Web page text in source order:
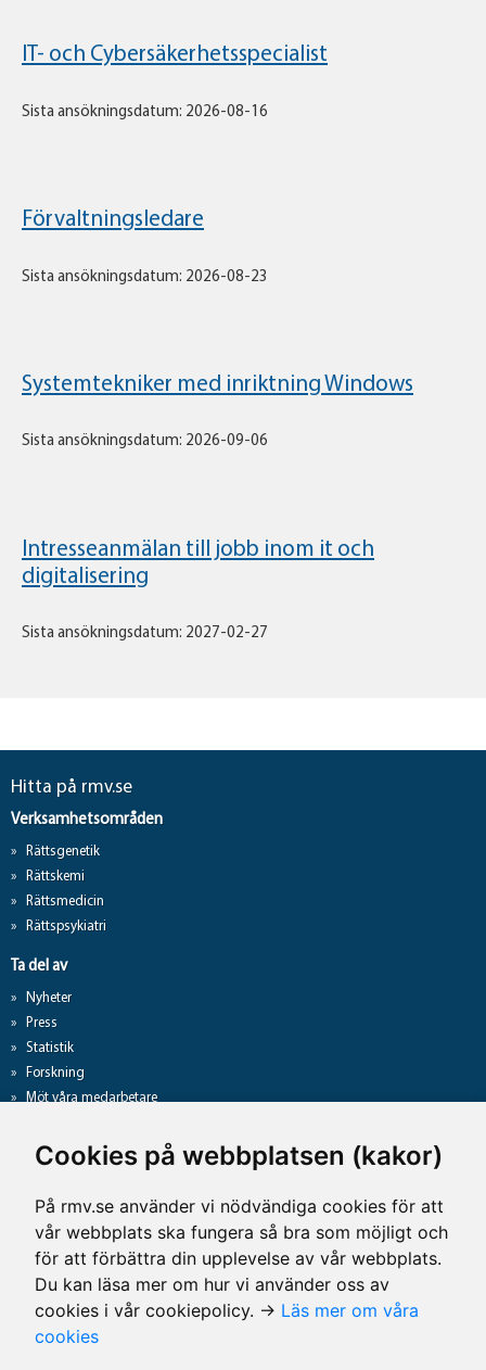
Cookies på webbplatsen (kakor)
På rmv.se använder vi nödvändiga cookies för att
vår webbplats ska fungera så bra som möjligt och
för att förbättra din upplevelse av vår webbplats.
Du kan läsa mer om hur vi använder oss av
cookies i vår cookiepolicy. → Läs mer om våra
cookies
IT- och Cybersäkerhetsspecialist
Sista ansökningsdatum: 2026-08-16
Förvaltningsledare
Sista ansökningsdatum: 2026-08-23
Systemtekniker med inriktning Windows
Sista ansökningsdatum: 2026-09-06
Intresseanmälan till jobb inom it och
digitalisering
Sista ansökningsdatum: 2027-02-27
Hitta på rmv.se
Verksamhetsområden
Rättsgenetik
Rättskemi
Rättsmedicin
Rättspsykiatri
Ta del av
Nyheter
Press
Statistik
Forskning
Möt våra medarbetare
Analyslista
Hantering av personuppgifter
Tillgänglighet på rmv.se
Kontaktuppgifter